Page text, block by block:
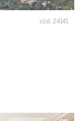
cód. 24141